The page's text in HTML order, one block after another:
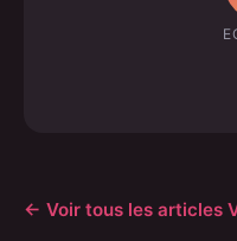
← Voir tous les articles